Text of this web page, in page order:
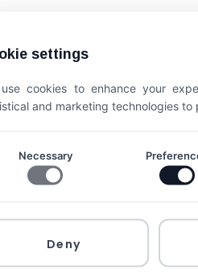
settings
cookies to enhance your
and marketing technologies to
Necessary
Deny